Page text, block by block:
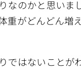
のかと思いま
重がどんどん増
ではないことが